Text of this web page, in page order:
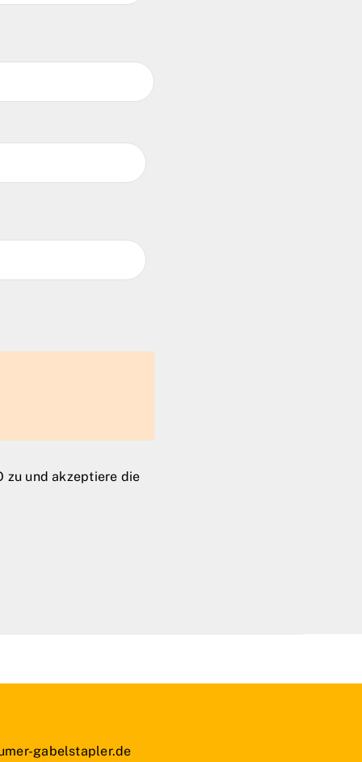
zu und akzeptiere die
gabelstapler.de